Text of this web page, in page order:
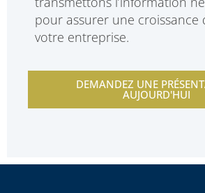
pour assurer une croissance
votre entreprise.
DEMANDEZ UNE
AUJOURD'HUI